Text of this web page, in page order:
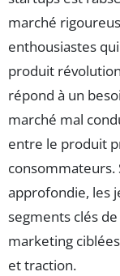
marché
enthousiastes qui
produit
répond à un
marché mal
entre le produit
consommateurs.
approfondie, les
segments clés
marketing
et traction.